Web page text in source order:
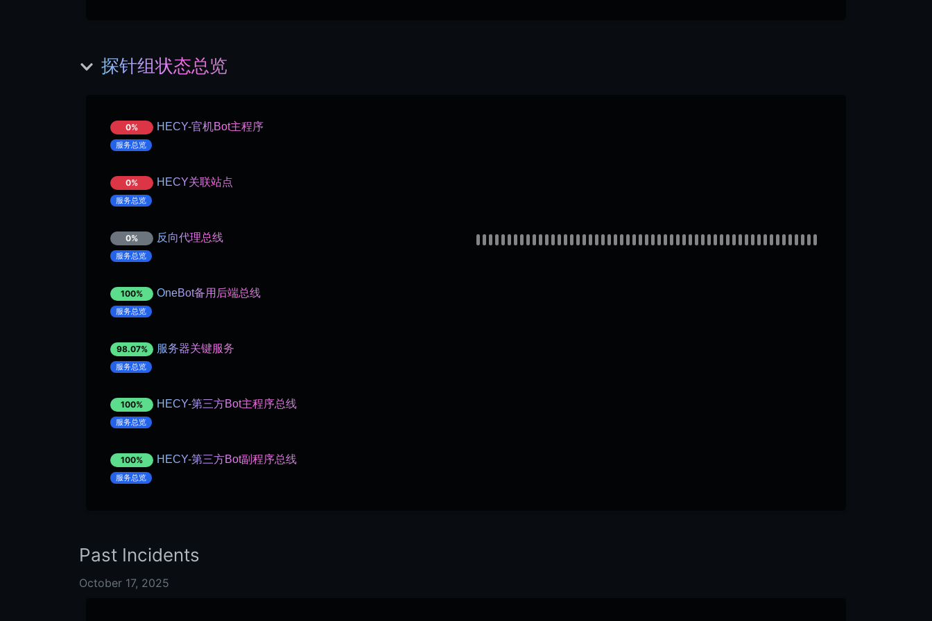
探针组状态总览
0% HECY-官机Bot主程序
服务总览
0% HECY关联站点
服务总览
0% 反向代理总线
服务总览
100% OneBot备用后端总线
服务总览
98.07% 服务器关键服务
服务总览
100% HECY-第三方Bot主程序总线
服务总览
100% HECY-第三方Bot副程序总线
服务总览
Past Incidents
October 17, 2025